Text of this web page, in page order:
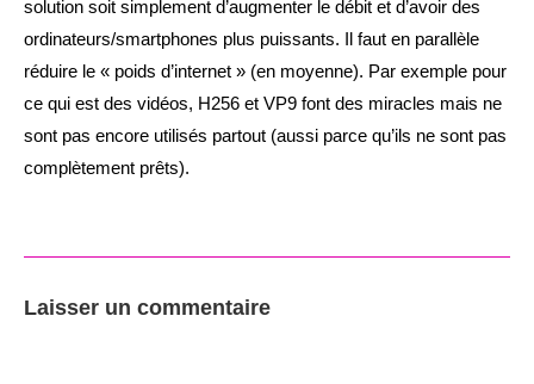
solution soit simplement d’augmenter le débit et d’avoir des
ordinateurs/smartphones plus puissants. Il faut en parallèle
réduire le « poids d’internet » (en moyenne). Par exemple pour
ce qui est des vidéos, H256 et VP9 font des miracles mais ne
sont pas encore utilisés partout (aussi parce qu’ils ne sont pas
complètement prêts).
Laisser un commentaire